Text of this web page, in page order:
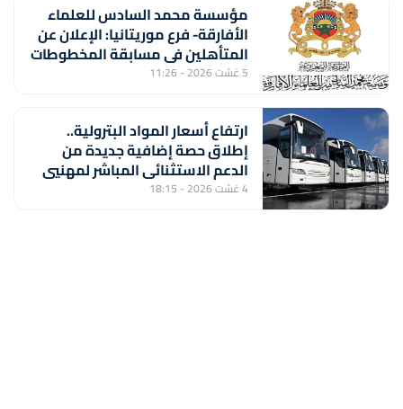
مؤسسة محمد السادس للعلماء
الأفارقة- فرع موريتانيا: الإعلان عن
المتأهلين في مسابقة المخطوطات
والوثائق الإسلامية – الإفريقية
5 غشت 2026 - 11:26
ارتفاع أسعار المواد البترولية..
إطلاق حصة إضافية جديدة من
الدعم الاستثنائي المباشر لمهنيي
النقل الطرقي للأشخاص والبضائع
4 غشت 2026 - 18:15